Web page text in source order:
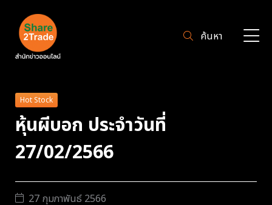
ค้นหา
Hot Stock
หุ้นผีบอก ประจำวันที่
27/02/2566
27 กุมภาพันธ์ 2566